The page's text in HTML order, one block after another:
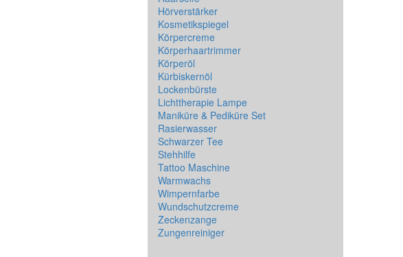
Hörverstärker
Kosmetikspiegel
Körpercreme
Körperhaartrimmer
Körperöl
Kürbiskernöl
Lockenbürste
Lichttherapie Lampe
Maniküre & Pediküre Set
Rasierwasser
Schwarzer Tee
Stehhilfe
Tattoo Maschine
Warmwachs
Wimpernfarbe
Wundschutzcreme
Zeckenzange
Zungenreiniger